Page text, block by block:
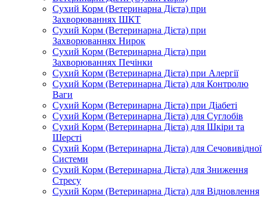
Сухий Корм (Ветеринарна Дієта) при
Захворюваннях ШКТ
Сухий Корм (Ветеринарна Дієта) при
Захворюваннях Нирок
Сухий Корм (Ветеринарна Дієта) при
Захворюваннях Печінки
Сухий Корм (Ветеринарна Дієта) при Алергії
Сухий Корм (Ветеринарна Дієта) для Контролю
Ваги
Сухий Корм (Ветеринарна Дієта) при Діабеті
Сухий Корм (Ветеринарна Дієта) для Суглобів
Сухий Корм (Ветеринарна Дієта) для Шкіри та
Шерсті
Сухий Корм (Ветеринарна Дієта) для Сечовивідної
Системи
Сухий Корм (Ветеринарна Дієта) для Зниження
Стресу
Сухий Корм (Ветеринарна Дієта) для Відновлення